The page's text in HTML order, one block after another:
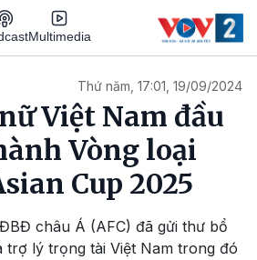
Multimedia
Thứ năm, 17:01, 19/09/2024
Việt Nam đầu
Vòng loại
Cup 2025
châu Á (AFC) đã gửi thư bổ
trợ lý trọng tài Việt Nam trong đó